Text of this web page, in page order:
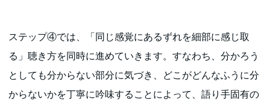
ステップ④では、「同じ感覚にあるずれを細部に感じ取
る」聴き方を同時に進めていきます。すなわち、分かろう
としても分からない部分に気づき、どこがどんなふうに分
からないかを丁寧に吟味することによって、語り手固有の